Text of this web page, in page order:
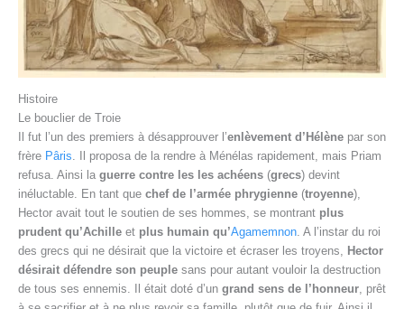
Histoire
Le bouclier de Troie
Il fut l’un des premiers à désapprouver l’enlèvement d’Hélène par son
frère Pâris. Il proposa de la rendre à Ménélas rapidement, mais Priam
refusa. Ainsi la guerre contre les les achéens (grecs) devint
inéluctable. En tant que chef de l’armée phrygienne (troyenne),
Hector avait tout le soutien de ses hommes, se montrant plus
prudent qu’Achille et plus humain qu’Agamemnon. A l’instar du roi
des grecs qui ne désirait que la victoire et écraser les troyens, Hector
désirait défendre son peuple sans pour autant vouloir la destruction
de tous ses ennemis. Il était doté d’un grand sens de l’honneur, prêt